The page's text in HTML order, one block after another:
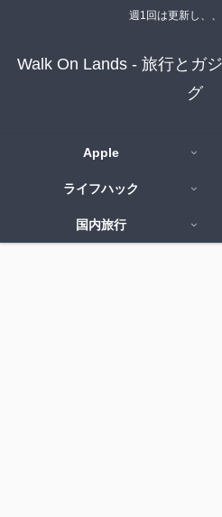
週1回は更新し、
Walk On Lands - 旅行とガ
グ
Apple
ライフハック
国内旅行